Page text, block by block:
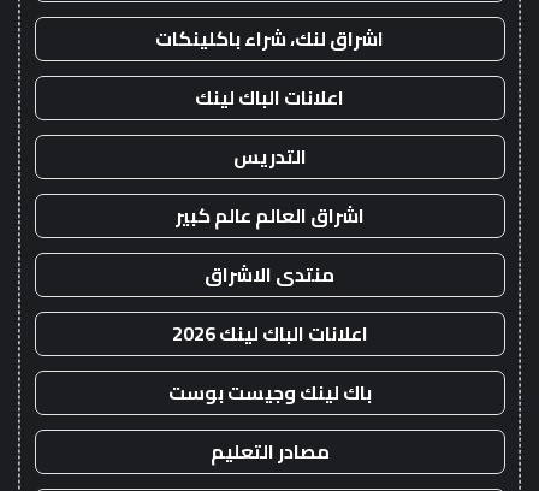
اشراق لنك، شراء باكلينكات
اعلانات الباك لينك
التدريس
اشراق العالم عالم كبير
منتدى الاشراق
اعلانات الباك لينك 2026
باك لينك وجيست بوست
مصادر التعليم